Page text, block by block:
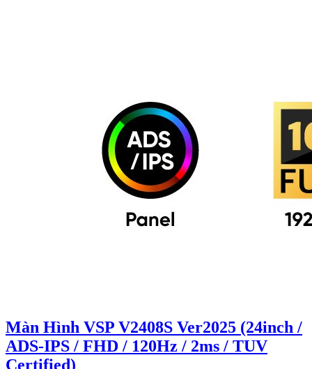
Màn Hình VSP V2408S Ver2025 (24inch /
ADS-IPS / FHD / 120Hz / 2ms / TUV
Certified)